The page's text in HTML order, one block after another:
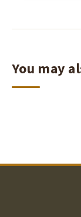
You may